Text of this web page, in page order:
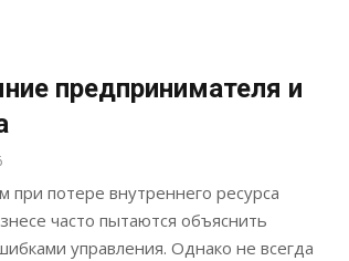
предпринимателя и
при потере внутреннего ресурса
часто пытаются объяснить
управления. Однако не всегда